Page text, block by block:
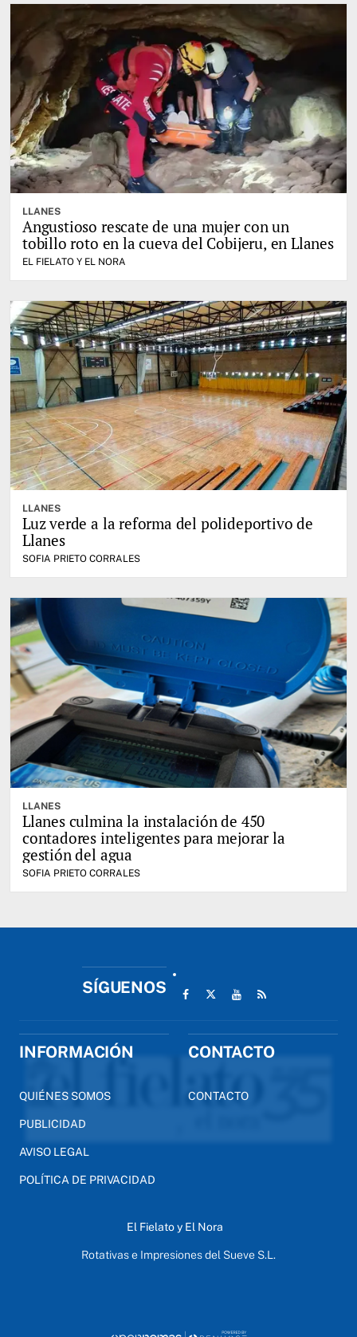
LLANES
Angustioso rescate de una mujer con un
tobillo roto en la cueva del Cobijeru, en Llanes
EL FIELATO Y EL NORA
LLANES
Luz verde a la reforma del polideportivo de
Llanes
SOFIA PRIETO CORRALES
LLANES
Llanes culmina la instalación de 450
contadores inteligentes para mejorar la
gestión del agua
SOFIA PRIETO CORRALES
SÍGUENOS
INFORMACIÓN
QUIÉNES SOMOS
PUBLICIDAD
AVISO LEGAL
POLÍTICA DE PRIVACIDAD
CONTACTO
CONTACTO
El Fielato y El Nora
Rotativas e Impresiones del Sueve S.L.